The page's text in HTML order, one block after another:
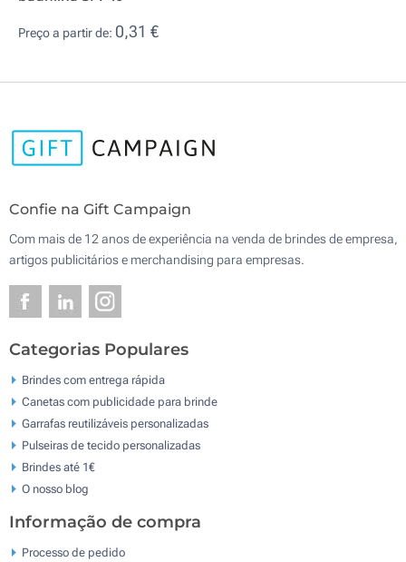
Preço a partir de: 0,31 €
Confie na Gift Campaign
Com mais de 12 anos de experiência na venda de brindes de empresa,
artigos publicitários e merchandising para empresas.
Categorias Populares
Brindes com entrega rápida
Canetas com publicidade para brinde
Garrafas reutilizáveis personalizadas
Pulseiras de tecido personalizadas
Brindes até 1€
O nosso blog
Informação de compra
Processo de pedido